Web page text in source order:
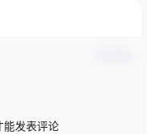
能发表评论